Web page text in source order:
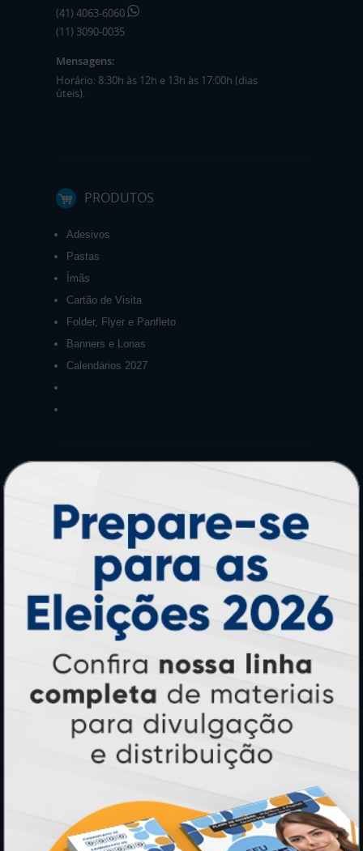
(41) 4063-6060
(11) 3090-0035
Mensagens:
Horário: 8:30h às 12h e 13h às 17:00h (dias
úteis).
PRODUTOS
Adesivos
Pastas
Ímãs
Cartão de Visita
Folder, Flyer e Panfleto
Banners e Lonas
Calendários 2027
* Pagamento com cartão de crédito terá valor adicional.
** Pagamentos a prazo poderão ter acréscimo.
*** Nota fiscal sujeita a emissão de acordo com prestador de
serviço, conforme legislação pertinente.
PARTICIPE